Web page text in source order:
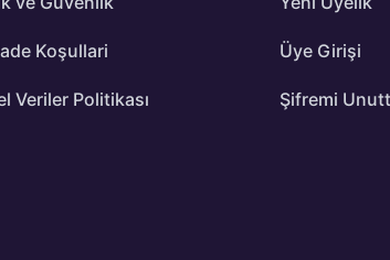
Koşullari
Veriler Politikası
Üye Girişi
Şifremi